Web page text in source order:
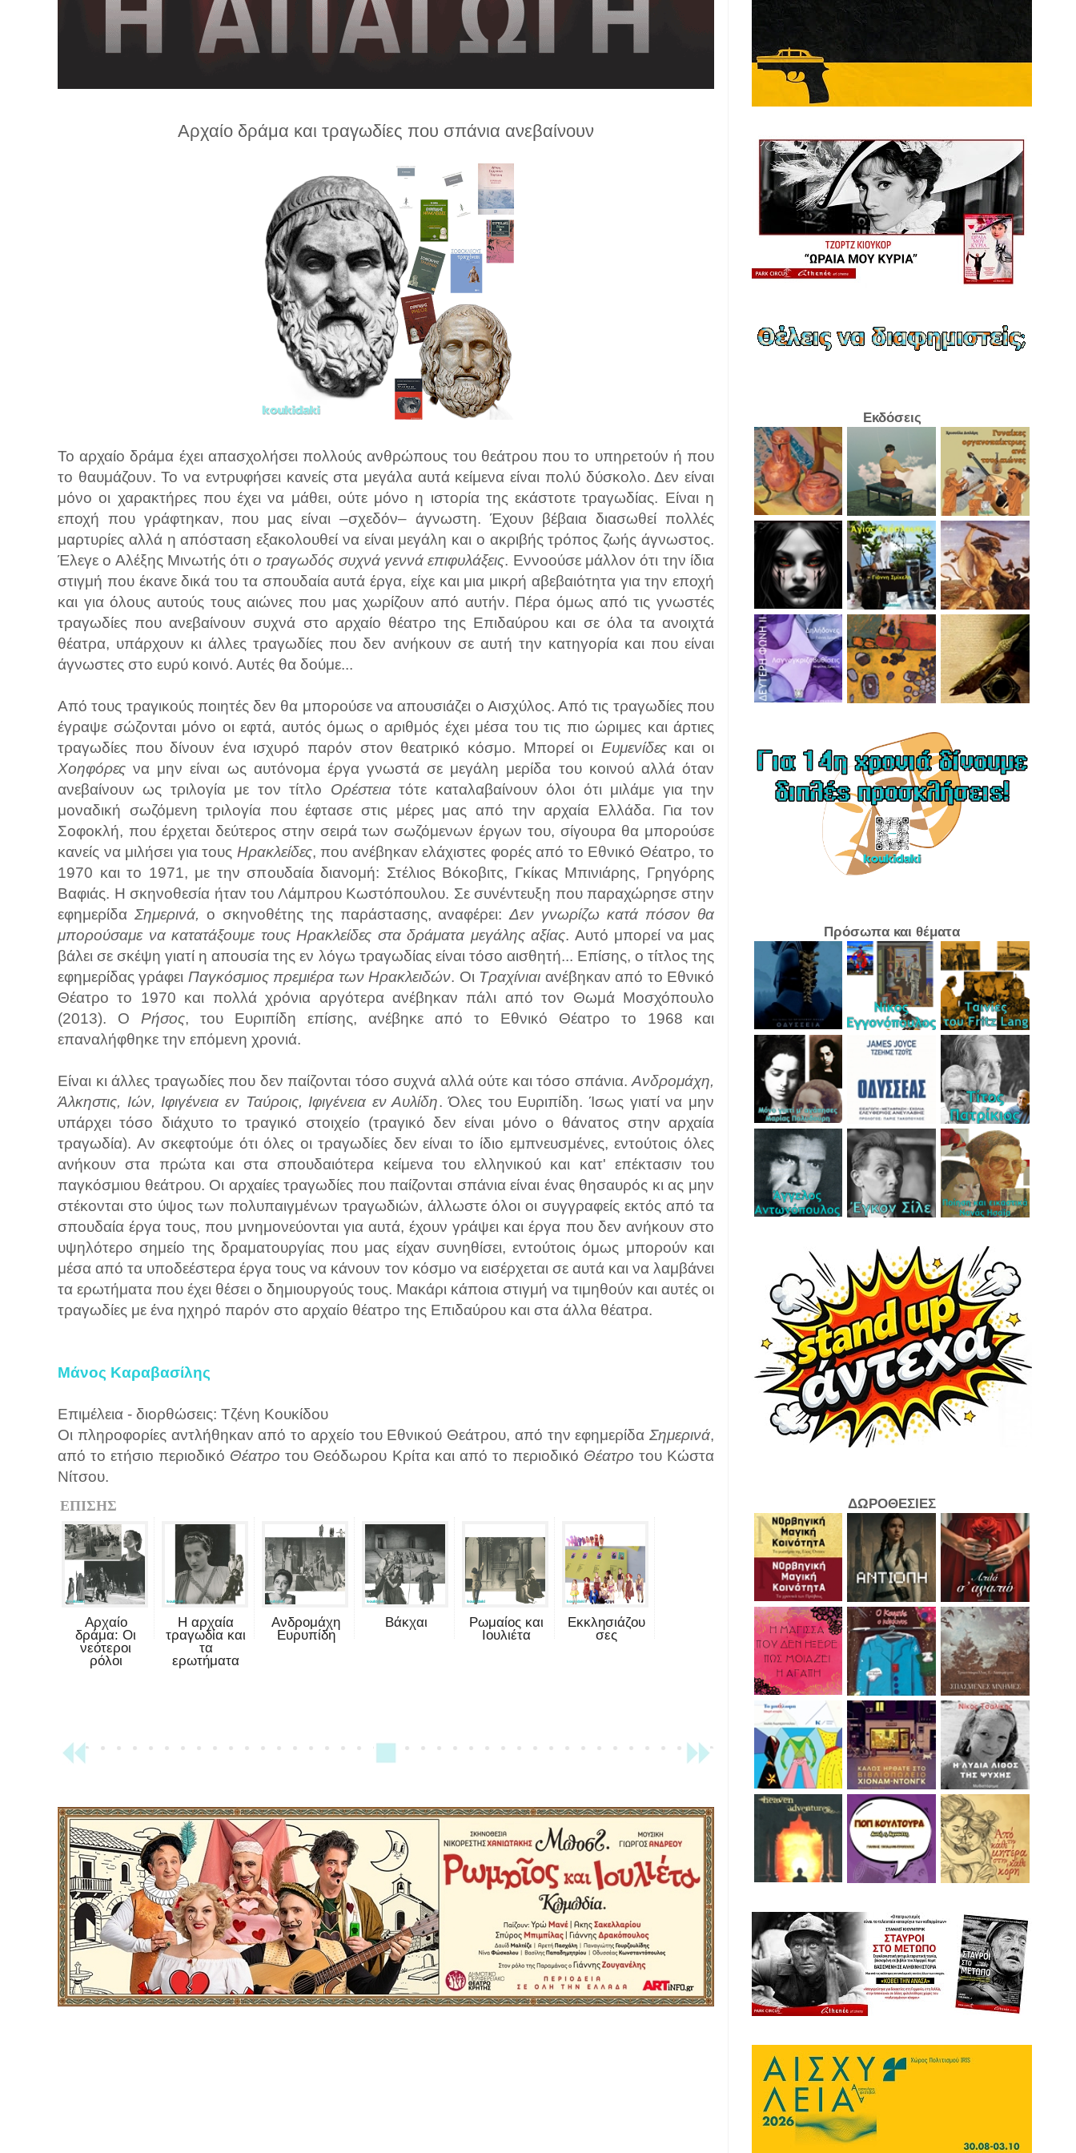
Αρχαίο δράμα και τραγωδίες που σπάνια ανεβαίνουν
Το αρχαίο δράμα έχει απασχολήσει πολλούς ανθρώπους του θεάτρου που το υπηρετούν ή που
το θαυμάζουν. Το να εντρυφήσει κανείς στα μεγάλα αυτά κείμενα είναι πολύ δύσκολο. Δεν είναι
μόνο οι χαρακτήρες που έχει να μάθει, ούτε μόνο η ιστορία της εκάστοτε τραγωδίας. Είναι η
εποχή που γράφτηκαν, που μας είναι –σχεδόν– άγνωστη. Έχουν βέβαια διασωθεί πολλές
μαρτυρίες αλλά η απόσταση εξακολουθεί να είναι μεγάλη και ο ακριβής τρόπος ζωής άγνωστος.
Έλεγε ο Αλέξης Μινωτής ότι ο τραγωδός συχνά γεννά επιφυλάξεις. Εννοούσε μάλλον ότι την ίδια
στιγμή που έκανε δικά του τα σπουδαία αυτά έργα, είχε και μια μικρή αβεβαιότητα για την εποχή
και για όλους αυτούς τους αιώνες που μας χωρίζουν από αυτήν. Πέρα όμως από τις γνωστές
τραγωδίες που ανεβαίνουν συχνά στο αρχαίο θέατρο της Επιδαύρου και σε όλα τα ανοιχτά
θέατρα, υπάρχουν κι άλλες τραγωδίες που δεν ανήκουν σε αυτή την κατηγορία και που είναι
άγνωστες στο ευρύ κοινό. Αυτές θα δούμε...
Από τους τραγικούς ποιητές δεν θα μπορούσε να απουσιάζει ο Αισχύλος. Από τις τραγωδίες που
έγραψε σώζονται μόνο οι εφτά, αυτός όμως ο αριθμός έχει μέσα του τις πιο ώριμες και άρτιες
τραγωδίες που δίνουν ένα ισχυρό παρόν στον θεατρικό κόσμο. Μπορεί οι Ευμενίδες και οι
Χοηφόρεςνα μην είναι ως αυτόνομα έργα γνωστά σε μεγάλη μερίδα του κοινού αλλά όταν
ανεβαίνουν ως τριλογία με τον τίτλο Ορέστειατότε καταλαβαίνουν όλοι ότι μιλάμε για την
μοναδική σωζόμενη τριλογία που έφτασε στις μέρες μας από την αρχαία Ελλάδα. Για τον
Σοφοκλή, που έρχεται δεύτερος στην σειρά των σωζόμενων έργων του, σίγουρα θα μπορούσε
κανείς να μιλήσει για τους Ηρακλείδες, που ανέβηκαν ελάχιστες φορές από το Εθνικό Θέατρο, το
1970 και το 1971, με την σπουδαία διανομή: Στέλιος Βόκοβιτς, Γκίκας Μπινιάρης, Γρηγόρης
Βαφιάς. Η σκηνοθεσία ήταν του Λάμπρου Κωστόπουλου. Σε συνέντευξη που παραχώρησε στην
εφημερίδα Σημερινά, ο σκηνοθέτης της παράστασης, αναφέρει:Δεν γνωρίζω κατά πόσον θα
μπορούσαμε να κατατάξουμε τους Ηρακλείδες στα δράματα μεγάλης αξίας. Αυτό μπορεί να μας
βάλει σε σκέψη γιατί η απουσία της εν λόγω τραγωδίας είναι τόσο αισθητή... Επίσης, ο τίτλος της
εφημερίδας γράφει Παγκόσμιος πρεμιέρα των Ηρακλειδών. Οι Τραχίνιαι ανέβηκαν από το Εθνικό
Θέατρο το 1970 και πολλά χρόνια αργότερα ανέβηκαν πάλι από τον Θωμά Μοσχόπουλο
(2013). Ο Ρήσος, του Ευριπίδη επίσης, ανέβηκε από το Εθνικό Θέατρο το 1968 και
επαναλήφθηκε την επόμενη χρονιά.
Είναι κι άλλες τραγωδίες που δεν παίζονται τόσο συχνά αλλά ούτε και τόσο σπάνια. Ανδρομάχη,
Άλκηστις, Ιών, Ιφιγένεια εν Ταύροις, Ιφιγένεια εν Αυλίδη. Όλες του Ευριπίδη. Ίσως γιατί να μην
υπάρχει τόσο διάχυτο το τραγικό στοιχείο (τραγικό δεν είναι μόνο ο θάνατος στην αρχαία
τραγωδία). Αν σκεφτούμε ότι όλες οι τραγωδίες δεν είναι το ίδιο εμπνευσμένες, εντούτοις όλες
ανήκουν στα πρώτα και στα σπουδαιότερα κείμενα του ελληνικού και κατ' επέκτασιν του
παγκόσμιου θεάτρου. Οι αρχαίες τραγωδίες που παίζονται σπάνια είναι ένας θησαυρός κι ας μην
στέκονται στο ύψος των πολυπαιγμένων τραγωδιών, άλλωστε όλοι οι συγγραφείς εκτός από τα
σπουδαία έργα τους, που μνημονεύονται για αυτά, έχουν γράψει και έργα που δεν ανήκουν στο
υψηλότερο σημείο της δραματουργίας που μας είχαν συνηθίσει, εντούτοις όμως μπορούν και
μέσα από τα υποδεέστερα έργα τους να κάνουν τον κόσμο να εισέρχεται σε αυτά και να λαμβάνει
τα ερωτήματα που έχει θέσει ο δημιουργούς τους. Μακάρι κάποια στιγμή να τιμηθούν και αυτές οι
τραγωδίες με ένα ηχηρό παρόν στο αρχαίο θέατρο της Επιδαύρου και στα άλλα θέατρα.
Μάνος Καραβασίλης
Επιμέλεια - διορθώσεις: Τζένη Κουκίδου
Οι πληροφορίες αντλήθηκαν από το αρχείο του Εθνικού Θεάτρου, από την εφημερίδα Σημερινά,
από το ετήσιο περιοδικό Θέατροτου Θεόδωρου Κρίτα και από το περιοδικό Θέατρο του Κώστα
Νίτσου.
ΕΠΙΣΗΣ
Αρχαίο
δράμα: Οι
νεότεροι
ρόλοι
Η αρχαία
τραγωδία και
τα
ερωτήματα
Ανδρομάχη
Ευρυπίδη
Βάκχαι
Ρωμαίος και
Ιουλιέτα
Εκκλησιάζου
σες
Εκδόσεις
Πρόσωπα και θέματα
ΔΩΡΟΘΕΣΙΕΣ